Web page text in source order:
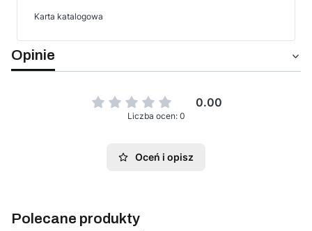
Karta katalogowa
Opinie
0.00
Liczba ocen: 0
Oceń i opisz
Polecane produkty